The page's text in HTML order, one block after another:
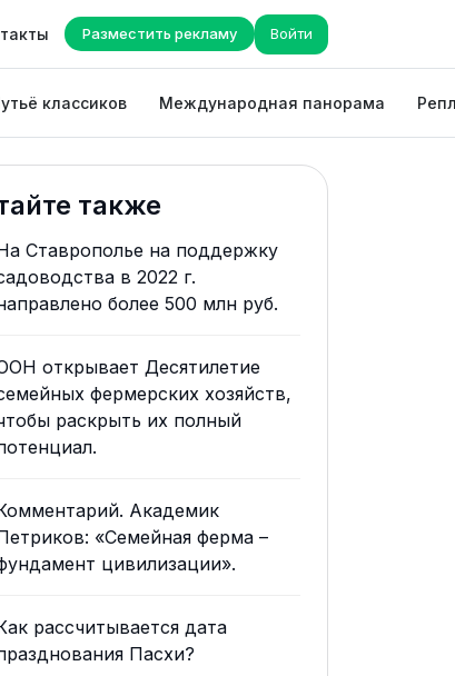
Разместить рекламу Войти
классиков Международная панорама
также
Ставрополье на поддержку
в 2022 г.
более 500 млн руб.
открывает Десятилетие
фермерских хозяйств,
раскрыть их полный
Академик
«Семейная ферма –
цивилизации».
рассчитывается дата
Пасхи?